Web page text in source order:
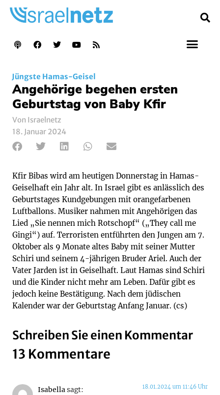
Jüngste Hamas-Geisel
Angehörige begehen ersten
Geburtstag von Baby Kfir
Von Israelnetz
18. Januar 2024
Kfir Bibas wird am heutigen Donnerstag in Hamas-
Geiselhaft ein Jahr alt. In Israel gibt es anlässlich des
Geburtstages Kundgebungen mit orangefarbenen
Luftballons. Musiker nahmen mit Angehörigen das
Lied „Sie nennen mich Rotschopf“ („They call me
Gingi“) auf. Terroristen entführten den Jungen am 7.
Oktober als 9 Monate altes Baby mit seiner Mutter
Schiri und seinem 4-jährigen Bruder Ariel. Auch der
Vater Jarden ist in Geiselhaft. Laut Hamas sind Schiri
und die Kinder nicht mehr am Leben. Dafür gibt es
jedoch keine Bestätigung. Nach dem jüdischen
Kalender war der Geburtstag Anfang Januar. (cs)
Schreiben Sie einen Kommentar
13 Kommentare
Isabellasagt: 18.01.2024 um 11:46 Uhr